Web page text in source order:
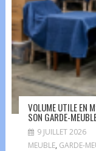
VOLUME UTILE EN
SON GARDE-
9 JUILLET 2026
MEUBLE, GARDE-